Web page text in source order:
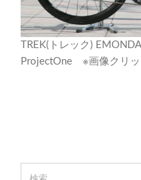
TREK(トレック)
ProjectOne ※画像クリッ